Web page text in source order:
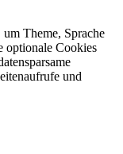
Theme, Sprache
optionale Cookies
und